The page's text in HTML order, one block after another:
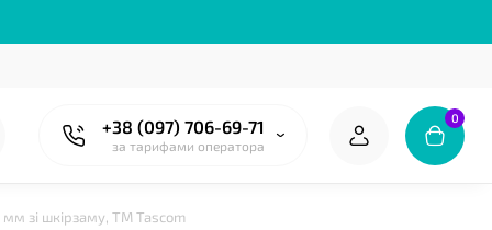
+38 (097) 706-69-71
за тарифами оператора
0
мм зі шкірзаму, ТМ Tascom